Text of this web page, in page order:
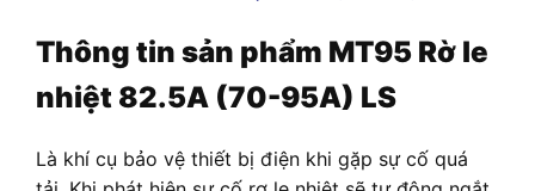
Thông tin sản phẩm MT95 Rờ le
nhiệt 82.5A (70-95A) LS
Là khí cụ bảo vệ thiết bị điện khi gặp sự cố quá